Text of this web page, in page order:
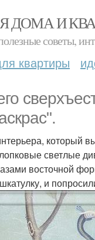
ДОМА И
советы,
квартиры
который
светлые
восточной
и